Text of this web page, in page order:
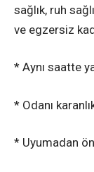
sağlık, ruh
ve egzersiz
* Aynı saatte
* Odanı
* Uyumadan